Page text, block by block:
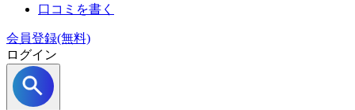
口コミを書く
会員登録(無料)
ログイン